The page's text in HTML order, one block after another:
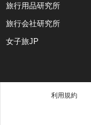
旅行用品研究所
旅行会社研究所
女子旅JP
利用規約